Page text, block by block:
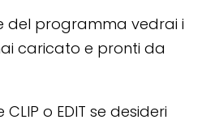
del programma vedrai i
caricato e pronti da
o EDIT se desideri